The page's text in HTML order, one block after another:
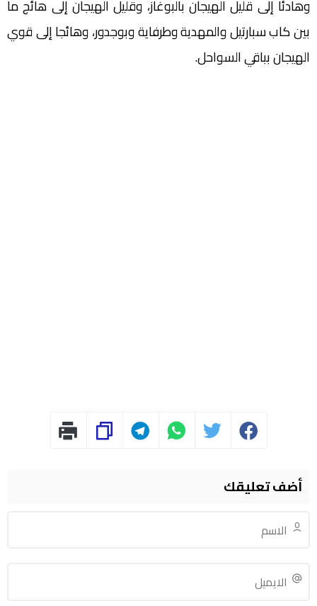
وهادئا إلى قليل الهيجان بالبوغاز، وقليل الهيجان إلى هائج ما
بين كاب سبارتيل والمهدية وطرفاية وبوجدور، وهائجا إلى قوي
الهيجان بباقي السواحل.
أضف تعليقك